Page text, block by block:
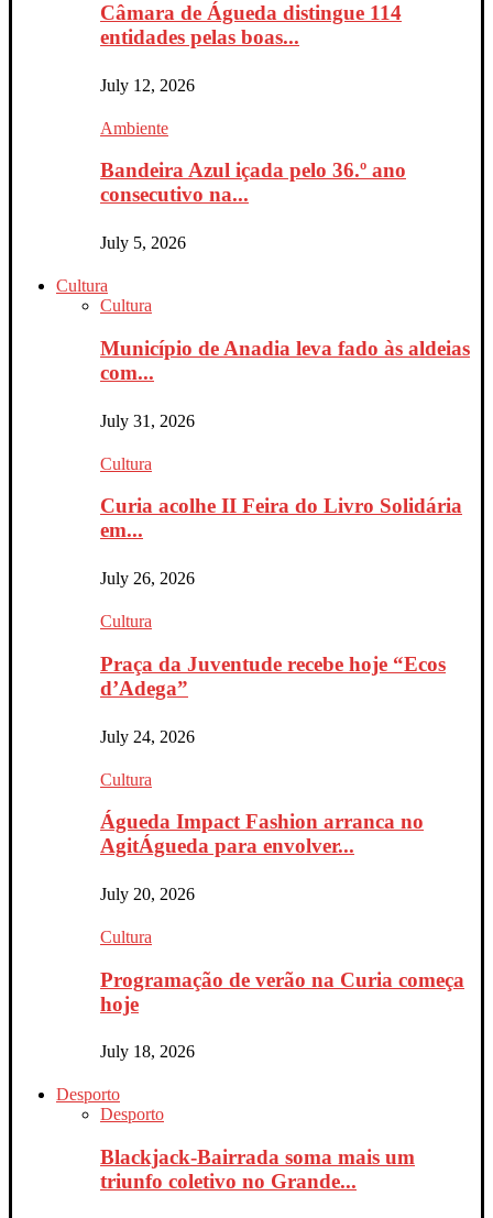
Câmara de Águeda distingue 114
entidades pelas boas...
July 12, 2026
Ambiente
Bandeira Azul içada pelo 36.º ano
consecutivo na...
July 5, 2026
Cultura
Cultura
Município de Anadia leva fado às aldeias
com...
July 31, 2026
Cultura
Curia acolhe II Feira do Livro Solidária
em...
July 26, 2026
Cultura
Praça da Juventude recebe hoje “Ecos
d’Adega”
July 24, 2026
Cultura
Águeda Impact Fashion arranca no
AgitÁgueda para envolver...
July 20, 2026
Cultura
Programação de verão na Curia começa
hoje
July 18, 2026
Desporto
Desporto
Blackjack-Bairrada soma mais um
triunfo coletivo no Grande...